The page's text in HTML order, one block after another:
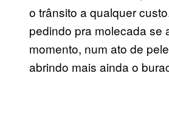
o trânsito a qualquer
pedindo pra molecada se
momento, num ato de
abrindo mais ainda o